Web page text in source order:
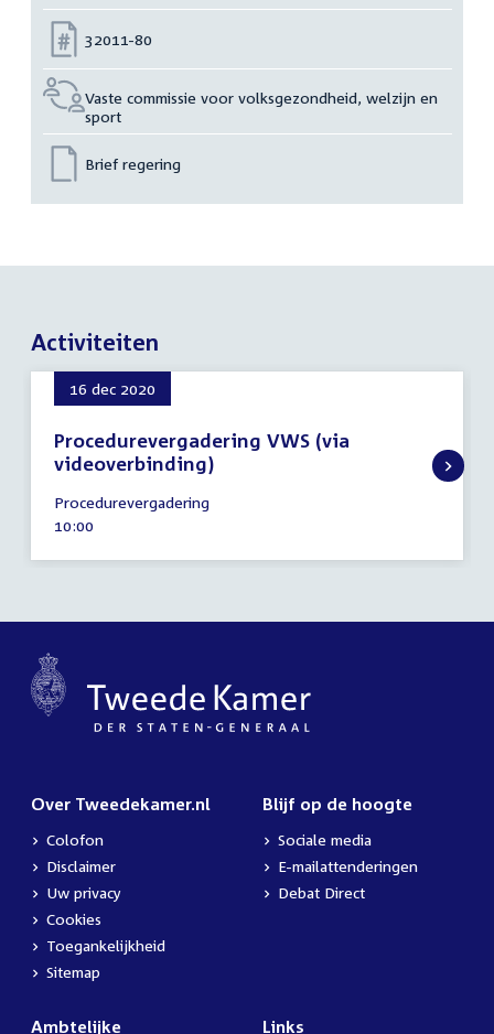
Nummer:
32011-80
Vaste commissie voor volksgezondheid, welzijn en
sport
Brief regering
Activiteiten
16 dec 2020
Procedurevergadering VWS (via
videoverbinding)
december
2020
Procedurevergadering
Tijd
10:00
Over Tweedekamer.nl
Colofon
Disclaimer
Uw privacy
Cookies
Toegankelijkheid
Sitemap
Blijf op de hoogte
Sociale media
E-mailattenderingen
Debat Direct
Ambtelijke Links